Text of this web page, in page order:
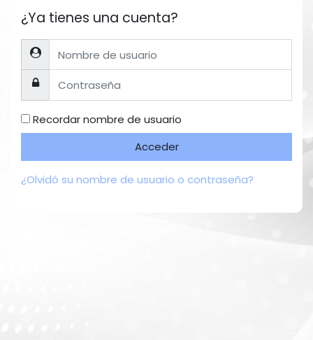
¿Ya tienes una cuenta?
Nombre de usuario
Contraseña
Recordar nombre de usuario
Acceder
¿Olvidó su nombre de usuario o contraseña?